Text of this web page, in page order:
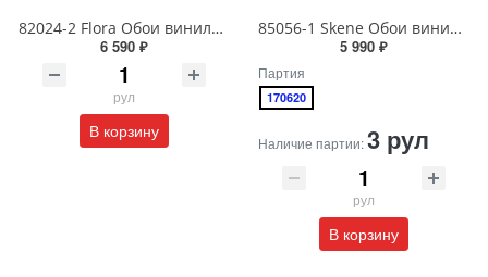
82024-2 Flora Обои виниловые на бумажной основе 1.06*15.6
6 590 ₽
рул
В корзину
85056-1 Skene Обои виниловые на бумажной основе 1.06*15.5
5 990 ₽
Партия
170620
Наличие партии:3 рул
рул
В корзину